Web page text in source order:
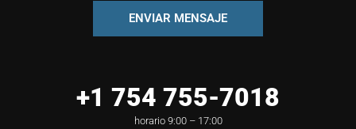
ENVIAR MENSAJE
+1 754 755-7018
horario 9:00 – 17:00